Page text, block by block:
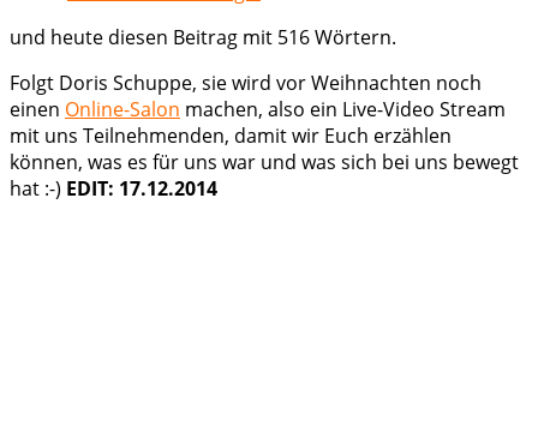
und heute diesen Beitrag mit 516 Wörtern.
Folgt Doris Schuppe, sie wird vor Weihnachten noch
einen Online-Salon machen, also ein Live-Video Stream
mit uns Teilnehmenden, damit wir Euch erzählen
können, was es für uns war und was sich bei uns bewegt
hat :-) EDIT: 17.12.2014